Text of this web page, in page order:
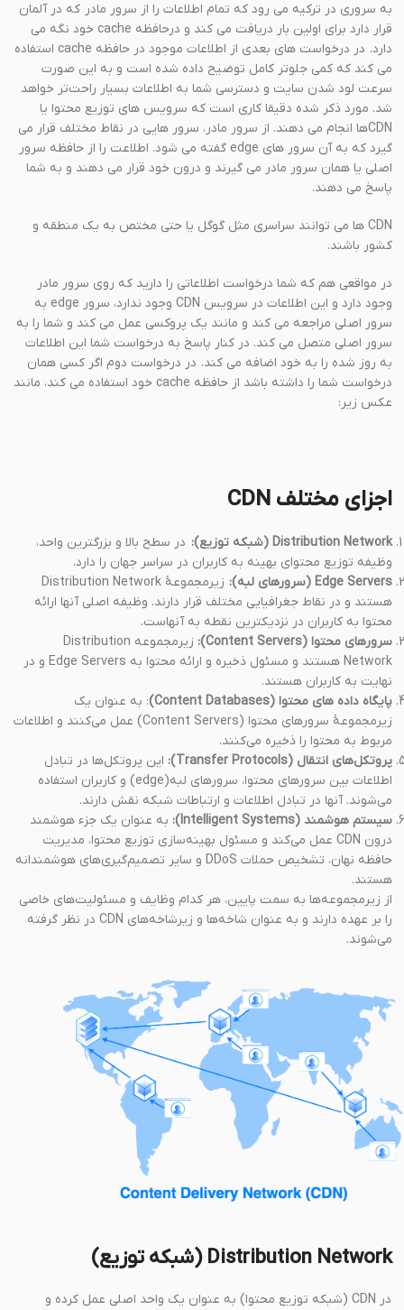
به سروری در ترکیه می رود که تمام اطلاعات را از سرور مادر که در آلمان
قرار دارد برای اولین بار دریافت می کند و درحافظه cache خود نگه می
دارد. در درخواست های بعدی از اطلاعات موجود در حافظه cache استفاده
می کند که کمی جلوتر کامل توضیح داده شده است و به این صورت
سرعت لود شدن سایت و دسترسی شما به اطلاعات بسیار راحت‌تر خواهد
شد. مورد ذکر شده دقیقا کاری است که سرویس های توزیع محتوا یا
CDNها انجام می دهند. از سرور مادر، سرور هایی در نقاط مختلف قرار می
گیرد که به آن سرور های edge گفته می شود. اطلاعت را از حافظه سرور
اصلی یا همان سرور مادر می گیرند و درون خود قرار می دهند و به شما
پاسخ می دهند.
CDN ها می توانند سراسری مثل گوگل یا حتی مختص به یک منطقه و
کشور باشند.
در مواقعی هم که شما درخواست اطلاعاتی را دارید که روی سرور مادر
وجود دارد و این اطلاعات در سرویس CDN وجود ندارد، سرور edge به
سرور اصلی مراجعه می کند و مانند یک پروکسی عمل می کند و شما را به
سرور اصلی متصل می کند. در کنار پاسخ به درخواست شما این اطلاعات
به روز شده را به خود اضافه می کند. در درخواست دوم اگر کسی همان
درخواست شما را داشته باشد از حافظه cache خود استفاده می کند، مانند
عکس زیر:
اجزای مختلف CDN
Distribution Network (شبکه توزیع):
در سطح بالا و بزرگترین واحد،
وظیفه توزیع محتوای بهینه به کاربران در سراسر جهان را دارد.
Edge Servers (سرورهای لبه):
زیرمجموعهٔ Distribution Network
هستند و در نقاط جغرافیایی مختلف قرار دارند. وظیفه اصلی آنها ارائه
محتوا به کاربران در نزدیکترین نقطه به آنهاست.
سرورهای محتوا (Content Servers):
زیرمجموعه Distribution
Network هستند و مسئول ذخیره و ارائه محتوا به Edge Servers و در
نهایت به کاربران هستند.
پایگاه داده های محتوا (Content Databases)
: به عنوان یک
زیرمجموعهٔ سرورهای محتوا (Content Servers) عمل می‌کنند و اطلاعات
مربوط به محتوا را ذخیره می‌کنند.
پروتکل‌های انتقال (Transfer Protocols):
این پروتکل‌ها در تبادل
اطلاعات بین سرورهای محتوا، سرورهای لبه(edge) و کاربران استفاده
می‌شوند. آنها در تبادل اطلاعات و ارتباطات شبکه نقش دارند.
سیستم هوشمند (Intelligent Systems):
به عنوان یک جزء هوشمند
درون CDN عمل می‌کند و مسئول بهینه‌سازی توزیع محتوا، مدیریت
حافظه نهان، تشخیص حملات DDoS و سایر تصمیم‌گیری‌های هوشمندانه
هستند.
از زیرمجموعه‌ها به سمت پایین، هر کدام وظایف و مسئولیت‌های خاصی
را بر عهده دارند و به عنوان شاخه‌ها و زیرشاخه‌های CDN در نظر گرفته
می‌شوند.
Distribution Network (شبکه توزیع)
در CDN (شبکه توزیع محتوا) به عنوان یک واحد اصلی عمل کرده و